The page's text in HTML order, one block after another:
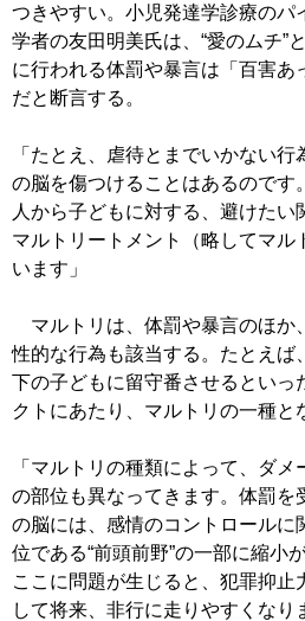
つきやすい。小児発達学診療のパ
学者の友田明美氏は、“愛のムチ”
に行われる体罰や暴言は「百害あ
だと断言する。
「たとえ、虐待とまでいかない行
の脳を傷つけることはあるのです
人から子どもに対する、避けたい
マルトリートメント（略してマル
います」
マルトリは、体罰や暴言のほか
性的な行為も該当する。たとえば
下の子どもに留守番させるといっ
クトにあたり、マルトリの一種と
「マルトリの種類によって、ダメ
の部位も異なってきます。体罰を
の脳には、感情のコントロールに
位である“前頭前野”の一部に縮小
ここに問題が生じると、犯罪抑止
して将来、非行に走りやすくなり